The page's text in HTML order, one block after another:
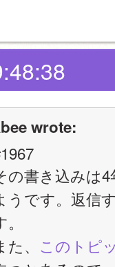
wrote:
の書き込みは
うです。返信
た、 このトピ